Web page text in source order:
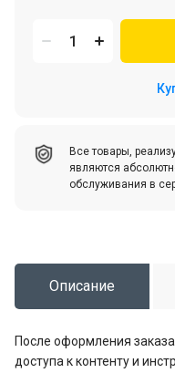
Все товары,
являются
обслуживания в
Описание
После оформления
доступа к контенту и